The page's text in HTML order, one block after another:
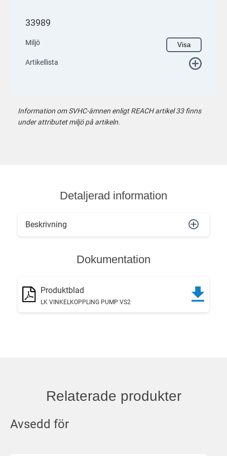
33989
Miljö Visa
Artikellista
Information om SVHC-ämnen enligt REACH artikel 33 finns
under attributet miljö på artikeln.
Detaljerad information
Beskrivning
Dokumentation
Produktblad
LK VINKELKOPPLING PUMP VS2
Relaterade produkter
Avsedd för